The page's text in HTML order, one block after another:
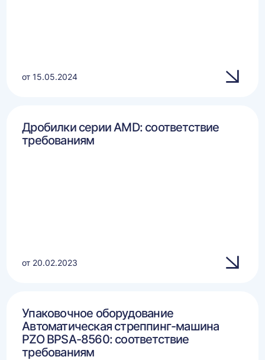
от 15.05.2024
Дробилки серии AMD: соответствие
требованиям
от 20.02.2023
Упаковочное оборудование
Автоматическая стреппинг-машина
PZO BPSA-8560: соответствие
требованиям